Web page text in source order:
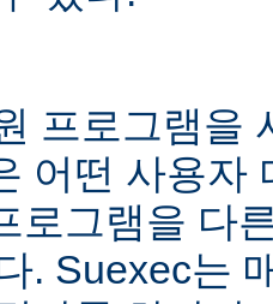
프로그램을
어떤 사용자
로그램을 다
. Suexec는